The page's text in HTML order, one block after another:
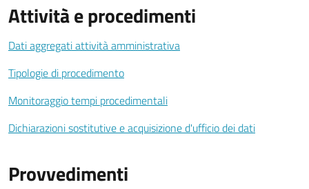
Attività e procedimenti
Dati aggregati attività amministrativa
Tipologie di procedimento
Monitoraggio tempi procedimentali
Dichiarazioni sostitutive e acquisizione d'ufficio dei dati
Provvedimenti